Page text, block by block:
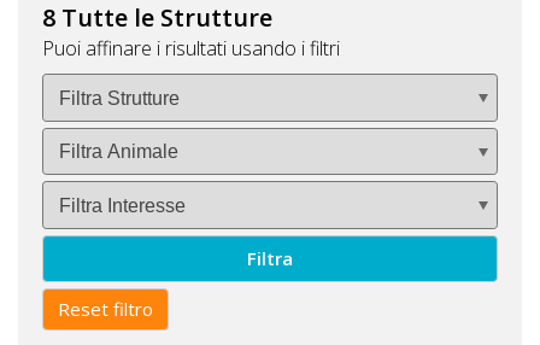
8 Tutte le Strutture
Puoi affinare i risultati usando i filtri
Filtra
Reset filtro